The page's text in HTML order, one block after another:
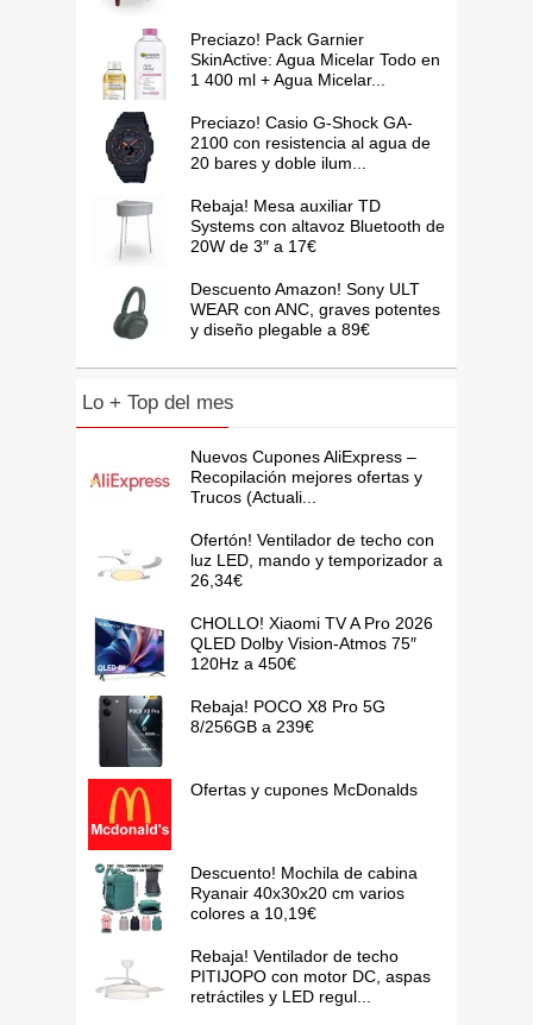
Preciazo! Pack Garnier
SkinActive: Agua Micelar Todo en
1 400 ml + Agua Micelar...
Preciazo! Casio G-Shock GA-
2100 con resistencia al agua de
20 bares y doble ilum...
Rebaja! Mesa auxiliar TD
Systems con altavoz Bluetooth de
20W de 3″ a 17€
Descuento Amazon! Sony ULT
WEAR con ANC, graves potentes
y diseño plegable a 89€
Lo + Top del mes
Nuevos Cupones AliExpress –
Recopilación mejores ofertas y
Trucos (Actuali...
Ofertón! Ventilador de techo con
luz LED, mando y temporizador a
26,34€
CHOLLO! Xiaomi TV A Pro 2026
QLED Dolby Vision-Atmos 75″
120Hz a 450€
Rebaja! POCO X8 Pro 5G
8/256GB a 239€
Ofertas y cupones McDonalds
Descuento! Mochila de cabina
Ryanair 40x30x20 cm varios
colores a 10,19€
Rebaja! Ventilador de techo
PITIJOPO con motor DC, aspas
retráctiles y LED regul...